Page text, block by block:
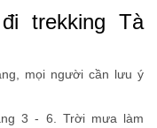
trekking Tà
mọi người cần lưu ý
3 - 6. Trời mưa làm